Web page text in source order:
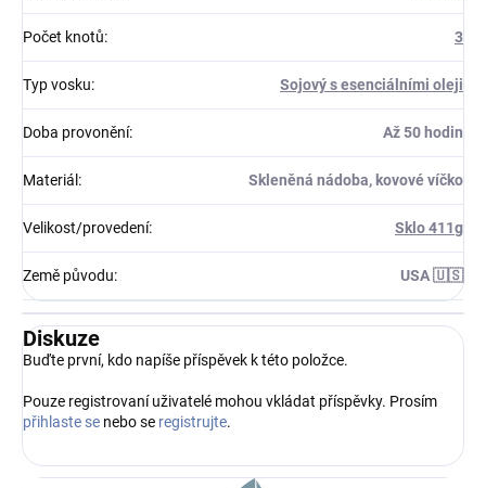
Počet knotů: 3
Typ vosku: Sojový s esenciálními oleji
Doba provonění: Až 50 hodin
Materiál : Skleněná nádoba, kovové víčko
Velikost/provedení: Sklo 411g
Země původu: USA 🇺🇸
Diskuze
Buďte první, kdo napíše příspěvek k této položce.
Pouze registrovaní uživatelé mohou vkládat příspěvky. Prosím
přihlaste se nebo se registrujte.